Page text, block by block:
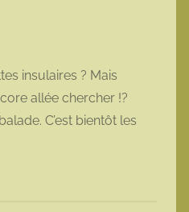
insulaires ? Mais
allée chercher !?
C’est bientôt les